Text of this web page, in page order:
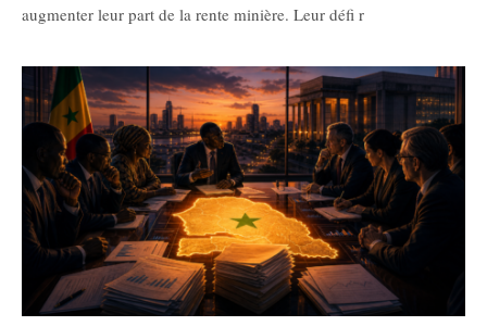
augmenter leur part de la rente minière. Leur défi r